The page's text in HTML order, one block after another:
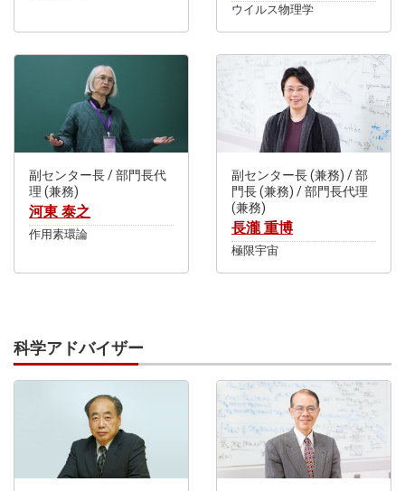
ウイルス物理学
副センター長 / 部門長代
理 (兼務)
河東 泰之
作用素環論
副センター長 (兼務) / 部
門長 (兼務) / 部門長代理
(兼務)
長瀧 重博
極限宇宙
科学アドバイザー